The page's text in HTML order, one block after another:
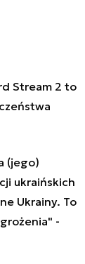
Stream 2 to
(jego)
ukraińskich
Ukrainy. To
-